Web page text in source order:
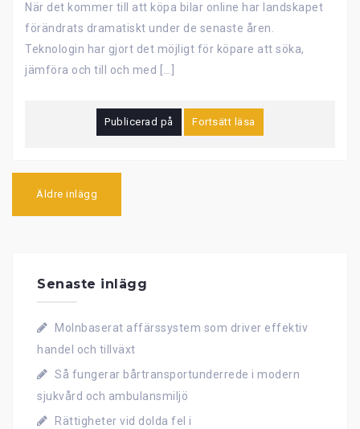
När det kommer till att köpa bilar online har landskapet
förändrats dramatiskt under de senaste åren.
Teknologin har gjort det möjligt för köpare att söka,
jämföra och till och med […]
Publicerad på Fortsätt läsa
Äldre inlägg
Senaste inlägg
Molnbaserat affärssystem som driver effektiv
handel och tillväxt
Så fungerar bårtransportunderrede i modern
sjukvård och ambulansmiljö
Rättigheter vid dolda fel i